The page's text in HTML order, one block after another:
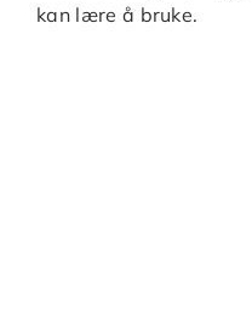
kan lære å bruke.